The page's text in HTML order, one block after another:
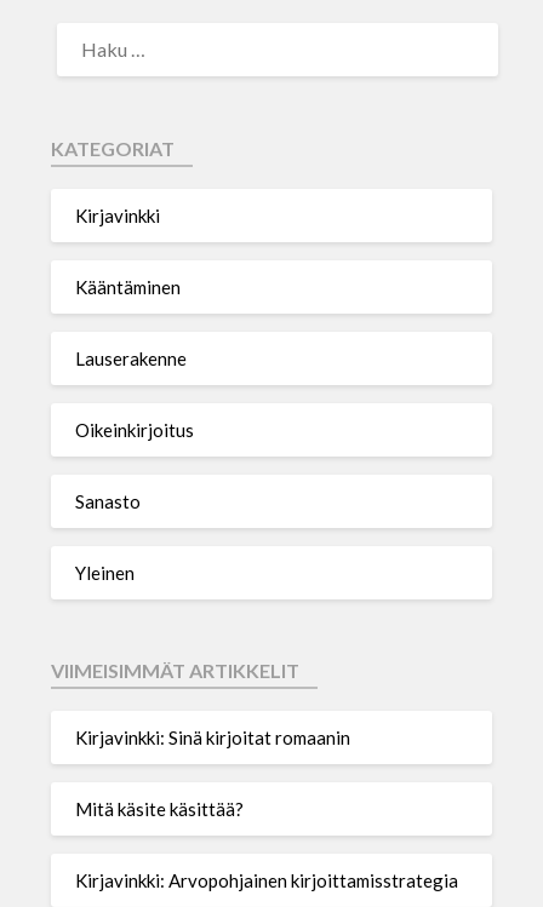
KATEGORIAT
Kirjavinkki
Kääntäminen
Lauserakenne
Oikeinkirjoitus
Sanasto
Yleinen
VIIMEISIMMÄT ARTIKKELIT
Kirjavinkki: Sinä kirjoitat romaanin
Mitä käsite käsittää?
Kirjavinkki: Arvopohjainen kirjoittamisstrategia